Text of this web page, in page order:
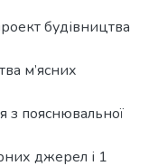
будівництва
м’ясних
з пояснювальної
джерел і 1